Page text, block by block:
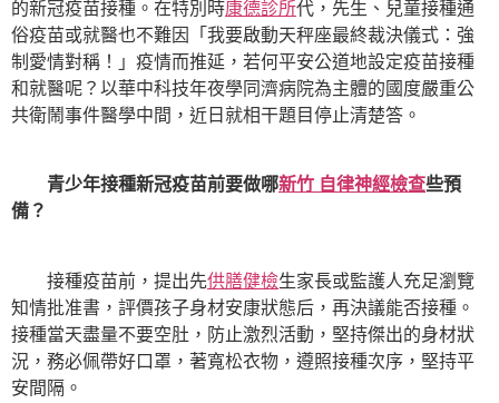
的新冠疫苗接種。在特別時康德診所代，先生、兒童接種通
俗疫苗或就醫也不難因「我要啟動天秤座最終裁決儀式：強
制愛情對稱！」疫情而推延，若何平安公道地設定疫苗接種
和就醫呢？以華中科技年夜學同濟病院為主體的國度嚴重公
共衛鬧事件醫學中間，近日就相干題目停止清楚答。
青少年接種新冠疫苗前要做哪新竹 自律神經檢查些預
備？
接種疫苗前，提出先供膳健檢生家長或監護人充足瀏覽
知情批准書，評價孩子身材安康狀態后，再決議能否接種。
接種當天盡量不要空肚，防止激烈活動，堅持傑出的身材狀
況，務必佩帶好口罩，著寬松衣物，遵照接種次序，堅持平
安間隔。